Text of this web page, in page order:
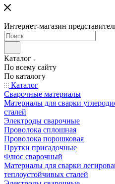
Интернет-магазин
Каталог
По всему сайту
По каталогу
Каталог
Сварочные материалы
Материалы для сварки
сталей
Электроды сварочные
Проволока сплошная
Проволока порошковая
Прутки присадочные
Флюс сварочный
Материалы для сварки
теплоустойчивых сталей